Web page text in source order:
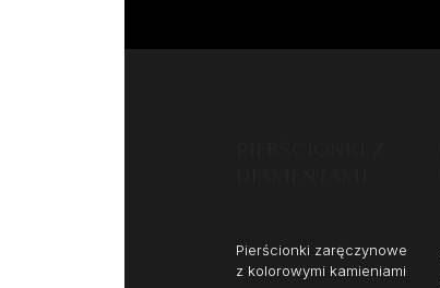
Pierścionki zaręczynowe
z kolorowymi kamieniami